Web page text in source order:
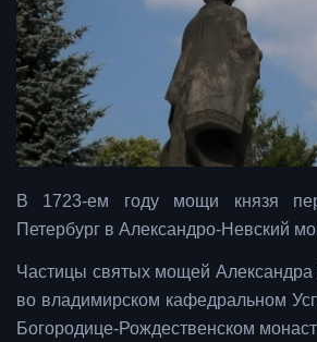
В 1723-ем году мощи князя
Петербург в Александро-Невский
Частицы святых мощей Александра
во владимирском кафедральном
Богородице-Рождественском